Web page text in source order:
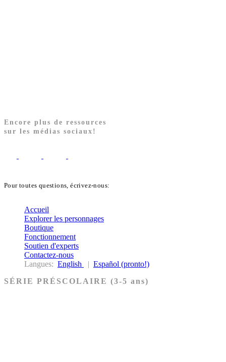
Encore plus de ressources
sur les médias sociaux!
Pour toutes questions, écrivez-nous:
Accueil
Explorer les personnages
Boutique
Fonctionnement
Soutien d'experts
Contactez-nous
Langues: English | Español (pronto!)
SÉRIE PRÉSCOLAIRE (3-5 ans)